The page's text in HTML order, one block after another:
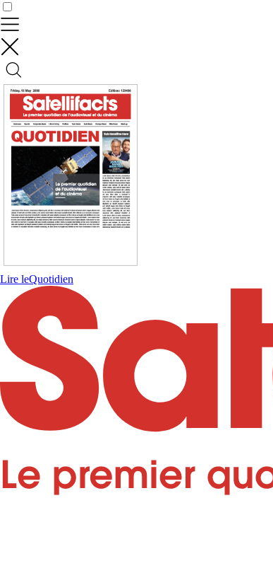
Lire leQuotidien
Contrôler vos données